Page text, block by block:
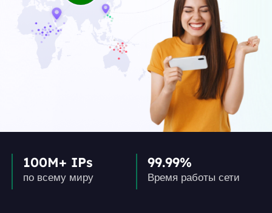
100M+ IPs
по всему миру
99.99%
Время работы сети